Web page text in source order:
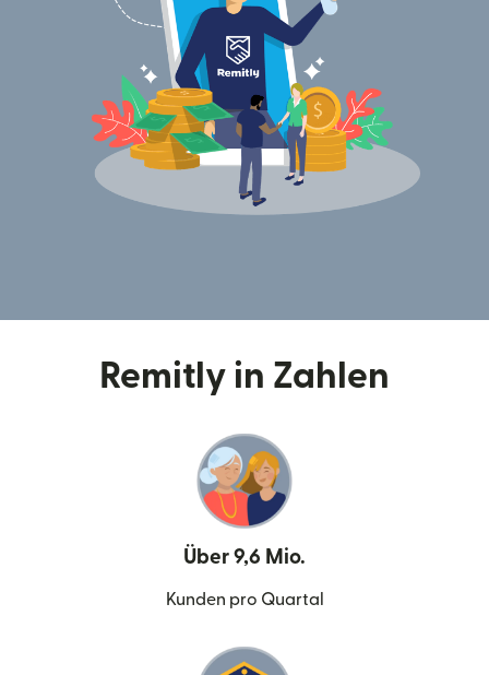
Remitly in Zahlen
Über 9,6 Mio.
Kunden pro Quartal